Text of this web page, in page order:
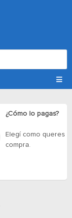
¿Cómo lo pagas?
Elegí como queres
compra.